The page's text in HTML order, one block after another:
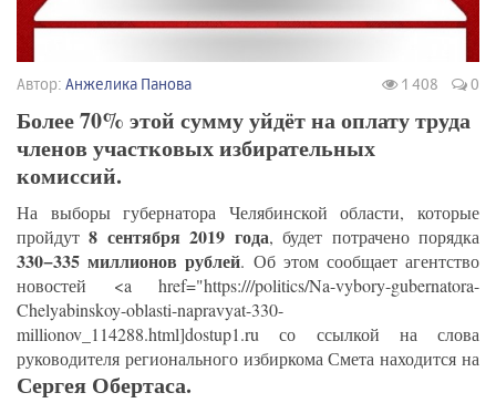
Автор: Анжелика Панова 1 408 0
Более 70% этой сумму уйдёт на оплату труда
членов участковых избирательных
комиссий.
На выборы губернатора Челябинской области, которые
пройдут8 сентября 2019 года, будет потрачено порядка
330−335 миллионов рублей. Об этом сообщает агентство
новостей <a href="https:///politics/Na-vybory-gubernatora-
Chelyabinskoy-oblasti-napravyat-330-
millionov_114288.html]dostup1.ru со ссылкой на слова
руководителя регионального избиркома
Сергея Обертаса.
Смета находится на